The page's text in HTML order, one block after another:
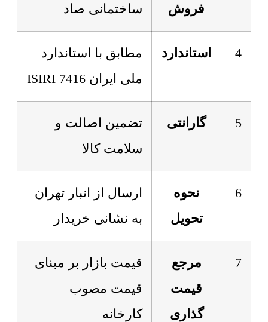
فروش
ساختمانی صاد
4 استاندارد
مطابق با استاندارد
ملی ایران 7416 ISIRI
5 گارانتی
تضمین اصالت و
سلامت کالا
6
نحوه
تحویل
ارسال از انبار تهران
به نشانی خریدار
7
مرجع
قیمت
گذاری
قیمت بازار بر مبنای
قیمت مصوب
کارخانه